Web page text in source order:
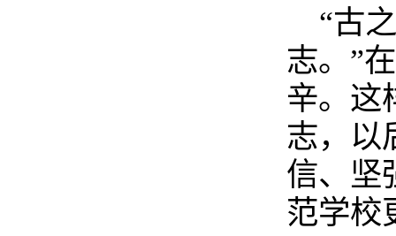
“古
志。”
辛。这
志，以
信、坚
范学校